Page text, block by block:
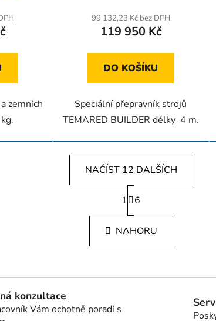
zemních
99 132,23 Kč bez DPH
119 950 Kč
DO KOŠÍKU
Speciální přepravník strojů
TEMARED BUILDER délky 4 m.
O
v
l
á
c
NAČÍST 12 DALŠÍCH
S
t
r
á
n
k
á
1 6
NAHORU
konzultace
Vám ochotně poradí s